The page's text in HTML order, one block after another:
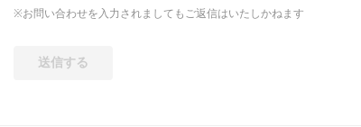
※お問い合わせを入力されましてもご返信はいたしかねます